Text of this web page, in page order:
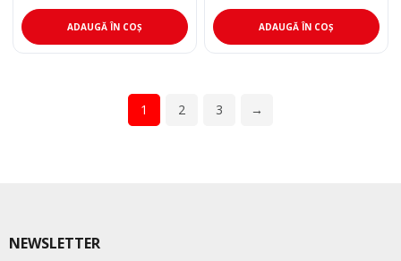
ADAUGĂ ÎN COȘ
a
fost:
269,00 lei.
este:
190,00 lei.ADAUGĂ ÎN COȘ
1 2 3 →
NEWSLETTER